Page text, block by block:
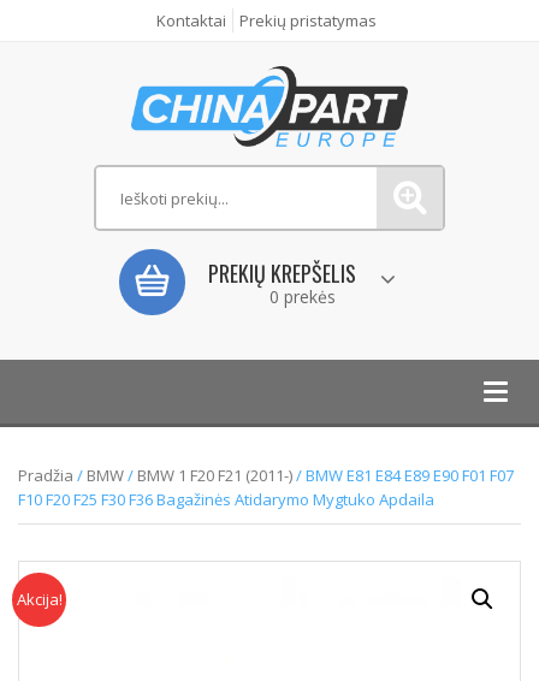
Kontaktai Prekių pristatymas
PREKIŲ KREPŠELIS
0 prekės
Pradžia / BMW/ BMW 1 F20 F21 (2011-)/ BMW E81 E84 E89 E90 F01 F07
F10 F20 F25 F30 F36 Bagažinės Atidarymo Mygtuko Apdaila
Akcija!